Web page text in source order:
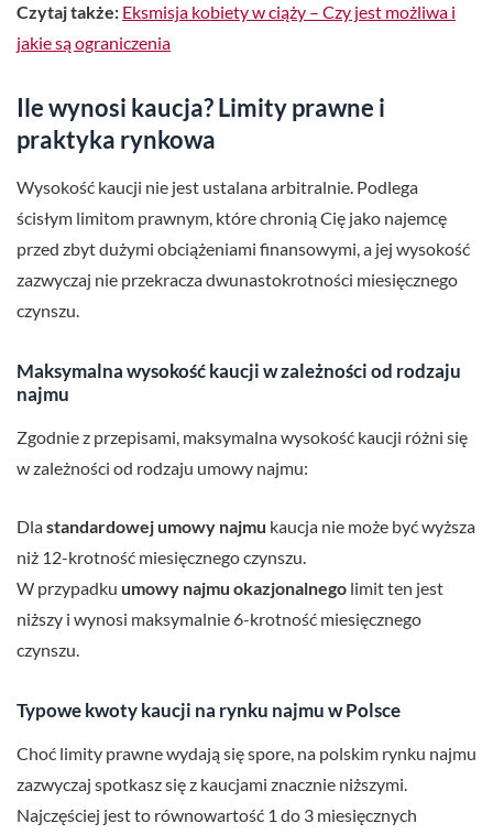
Czytaj także: Eksmisja kobiety w ciąży – Czy jest możliwa i
jakie są ograniczenia
Ile wynosi kaucja? Limity prawne i
praktyka rynkowa
Wysokość kaucji nie jest ustalana arbitralnie. Podlega
ścisłym limitom prawnym, które chronią Cię jako najemcę
przed zbyt dużymi obciążeniami finansowymi, a jej wysokość
zazwyczaj nie przekracza dwunastokrotności miesięcznego
czynszu.
Maksymalna wysokość kaucji w zależności od rodzaju
najmu
Zgodnie z przepisami, maksymalna wysokość kaucji różni się
w zależności od rodzaju umowy najmu:
Dlastandardowej umowy najmu kaucja nie może być wyższa
niż 12-krotność miesięcznego czynszu.
W przypadku umowy najmu okazjonalnego limit ten jest
niższy i wynosi maksymalnie 6-krotność miesięcznego
czynszu.
Typowe kwoty kaucji na rynku najmu w Polsce
Choć limity prawne wydają się spore, na polskim rynku najmu
zazwyczaj spotkasz się z kaucjami znacznie niższymi.
Najczęściej jest to równowartość 1 do 3 miesięcznych